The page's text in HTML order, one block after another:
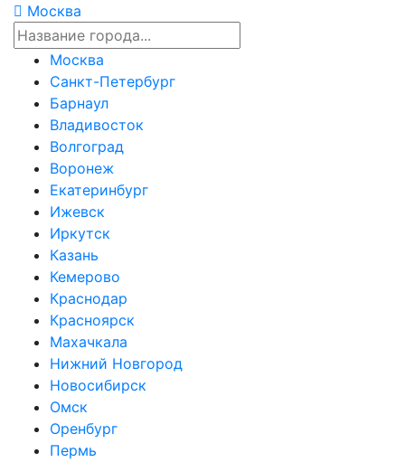
Москва
Москва
Санкт-Петербург
Барнаул
Владивосток
Волгоград
Воронеж
Екатеринбург
Ижевск
Иркутск
Казань
Кемерово
Краснодар
Красноярск
Махачкала
Нижний Новгород
Новосибирск
Омск
Оренбург
Пермь